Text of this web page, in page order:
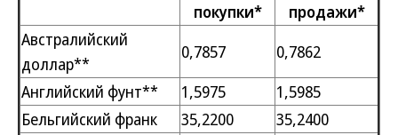
покупки*
продажи*
Австралийский
доллар**
0,7857
0,7862
Английский фунт**
1,5975
1,5985
Бельгийский франк
35,2200
35,2400